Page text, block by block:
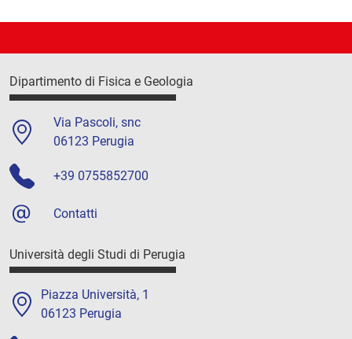
Dipartimento di Fisica e Geologia
Via Pascoli, snc
06123 Perugia
+39 0755852700
Contatti
Università degli Studi di Perugia
Piazza Università, 1
06123 Perugia